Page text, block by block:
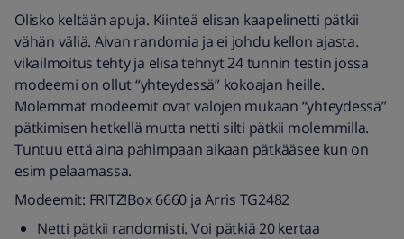
Olisko keltään apuja. Kiinteä elisan kaapelinetti pätkii
vähän väliä. Aivan randomia ja ei johdu kellon ajasta.
vikailmoitus tehty ja elisa tehnyt 24 tunnin testin jossa
modeemi on ollut “yhteydessä” kokoajan heille.
Molemmat modeemit ovat valojen mukaan “yhteydessä”
pätkimisen hetkellä mutta netti silti pätkii molemmilla.
Tuntuu että aina pahimpaan aikaan pätkääsee kun on
esim pelaamassa.
Modeemit: FRITZ!Box 6660 ja Arris TG2482
Netti pätkii randomisti. Voi pätkiä 20 kertaa